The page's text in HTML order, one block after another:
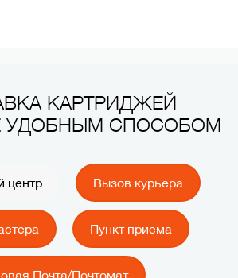
КАРТРИДЖЕЙ
УДОБНЫМ СПОСОБОМ
центр Вызов курьера
Пункт приема
Почта/Почтомат